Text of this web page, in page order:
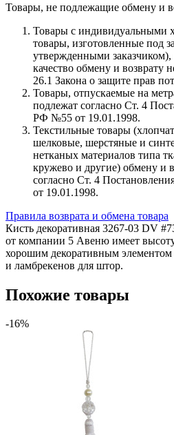
Товары, не подлежащие обмену и
Товары с индивидуальными
товары, изготовленные под
утвержденными
качество обмену и возврату
26.1 Закона о защите прав
Товары, отпускаемые на
подлежат согласно Ст. 4
РФ №55 от 19.01.1998.
Текстильные товары
шелковые, шерстяные и
нетканых материалов типа
кружево и другие) обмену и
согласно Ст. 4
от 19.01.1998.
Правила возврата и обмена товара
Кисть декоративная 3267-03 DV
от компании 5 Авеню имеет
хорошим декоративным
и ламбрекенов для штор.
Похожие товары
-16%